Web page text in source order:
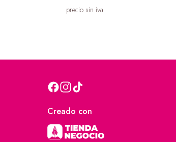
precio sin iva
Creado con